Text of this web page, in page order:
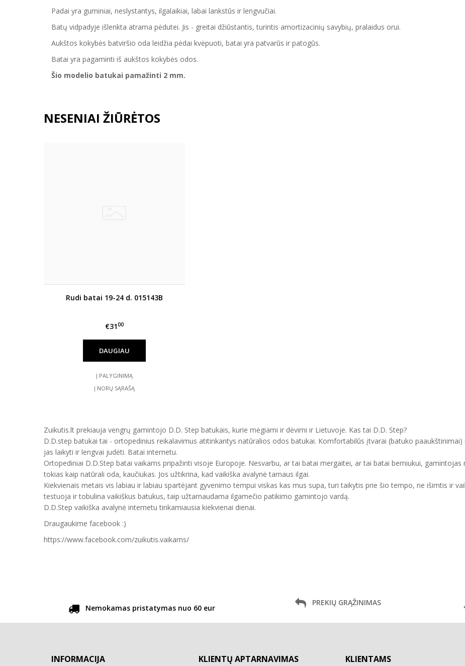
Padai yra guminiai, neslystantys, ilgalaikiai, labai lankstūs ir lengvučiai.
Batų vidpadyje išlenkta atrama pėdutei. Jis - greitai džiūstantis, turintis amortizacinių savybių, pralaidus orui.
Aukštos kokybės batviršio oda leidžia pėdai kvėpuoti, batai yra patvarūs ir patogūs.
Batai yra pagaminti iš aukštos kokybės odos.
Šio modelio batukai pamažinti 2 mm.
NESENIAI ŽIŪRĖTOS
Rudi batai 19-24 d. 015143B
€3100
DAUGIAU
Į PALYGINIMĄ
Į NORŲ SĄRAŠĄ
Zuikutis.lt prekiauja vengrų gamintojo D.D. Step batukais, kurie mėgiami ir dėvimi ir Lietuvoje. Kas tai D.D. Step?
D.D.step batukai tai - ortopedinius reikalavimus atitinkantys natūralios odos batukai. Komfortabilūs įtvarai (batuko
jas laikyti ir lengvai judėti. Batai internetu.
Ortopediniai D.D.Step batai vaikams pripažinti visoje Europoje. Nesvarbu, ar tai batai mergaitei, ar tai batai berniukui,
tokias kaip natūrali oda, kaučiukas. Jos užtikrina, kad vaikiška avalynė tarnaus ilgai.
Kiekvienais metais vis labiau ir labiau spartėjant gyvenimo tempui viskas kas mus supa, turi taikytis prie šio tempo, ne išimtis ir
testuoja ir tobulina vaikiškus batukus, taip užtarnaudama ilgamečio patikimo gamintojo vardą.
D.D.Step vaikiška avalynė internetu tinkamiausia kiekvienai dienai.
Draugaukime facebook :)
https://www.facebook.com/zuikutis.vaikams/
Nemokamas pristatymas nuo 60 eur
PREKIŲ GRĄŽINIMAS
INFORMACIJA KLIENTŲ APTARNAVIMAS KLIENTAMS